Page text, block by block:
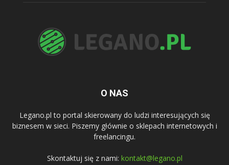
O NAS
Legano.pl to portal skierowany do ludzi interesujących się
biznesem w sieci. Piszemy głównie o sklepach internetowych i
freelancingu.
Skontaktuj się z nami: kontakt@legano.pl